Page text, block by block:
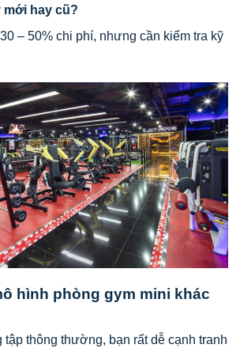
mới hay cũ?
– 50% chi phí, nhưng cần kiểm tra kỹ
hình phòng gym mini khác
tập thông thường, bạn rất dễ cạnh tranh